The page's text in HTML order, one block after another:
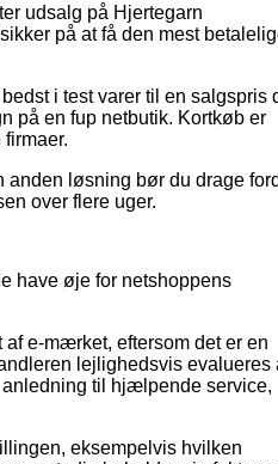
udsalg på Hjertegarn
på at få den mest
i test varer til en salgspris
på en fup netbutik. Kortkøb er
løsning bør du drage
over flere uger.
have øje for netshoppens
e-mærket, eftersom det er en
lejlighedsvis evalueres
til hjælpende service,
eksempelvis hvilken